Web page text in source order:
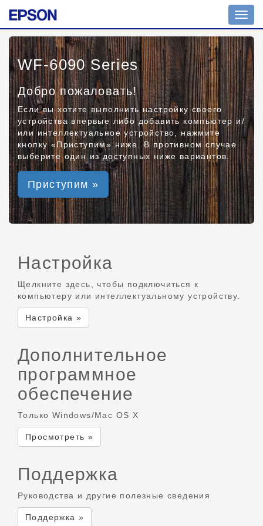
WF-6090 Series
Добро пожаловать!
Если вы хотите выполнить настройку своего
устройства впервые либо добавить компьютер и/
или интеллектуальное устройство, нажмите
кнопку «Приступим» ниже. В противном случае
выберите один из доступных ниже вариантов.
Приступим »
Настройка
Щелкните здесь, чтобы подключиться к
компьютеру или интеллектуальному устройству.
Настройка »
Дополнительное
программное
обеспечение
Только Windows/Mac OS X
Просмотреть »
Поддержка
Руководства и другие полезные сведения
Поддержка »